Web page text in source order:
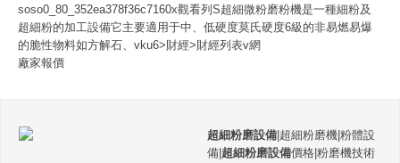
soso0_80_352ea378f36c7160x觀看列S超細微粉磨粉機是一種細粉及
超細粉的加工設備它主要適用于中、低硬度莫氏硬度6級的非易燃易爆
的脆性物料如方解石、vku6>財經>財經列表v網
廠家報價
超細粉磨設備 |超細粉磨機|粉體設
備|超細粉磨設備價格|粉磨機技術